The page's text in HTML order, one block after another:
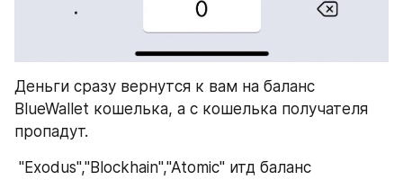
​Деньги сразу вернутся к вам на баланс
BlueWallet кошелька, а с кошелька получателя
пропадут.
​ "Exodus","Blockhain","Atomic" итд баланс